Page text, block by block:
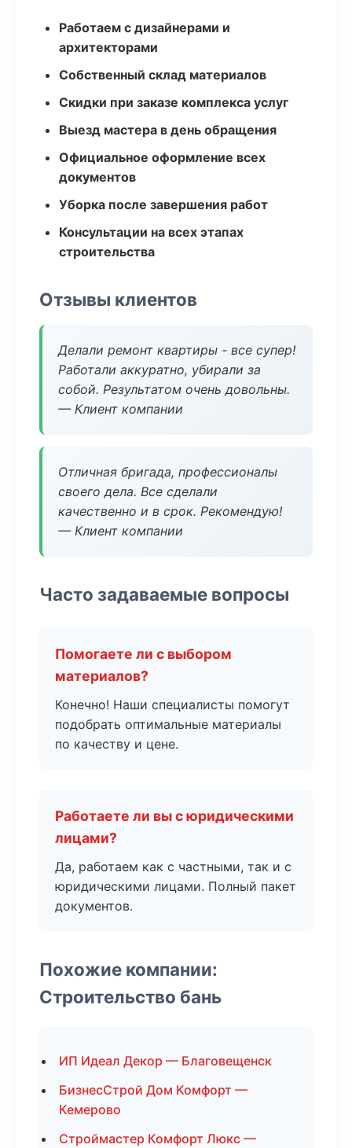
Работаем с дизайнерами и
архитекторами
Собственный склад материалов
Скидки при заказе комплекса услуг
Выезд мастера в день обращения
Официальное оформление всех
документов
Уборка после завершения работ
Консультации на всех этапах
строительства
Отзывы клиентов
Делали ремонт квартиры - все супер!
Работали аккуратно, убирали за
собой. Результатом очень довольны.
— Клиент компании
Отличная бригада, профессионалы
своего дела. Все сделали
качественно и в срок. Рекомендую!
— Клиент компании
Часто задаваемые вопросы
Помогаете ли с выбором
материалов?
Конечно! Наши специалисты помогут
подобрать оптимальные материалы
по качеству и цене.
Работаете ли вы с юридическими
лицами?
Да, работаем как с частными, так и с
юридическими лицами. Полный пакет
документов.
Похожие компании:
Строительство бань
ИП Идеал Декор — Благовещенск
БизнесСтрой Дом Комфорт —
Кемерово
Строймастер Комфорт Люкс —